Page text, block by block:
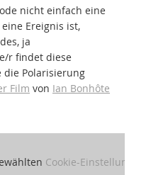
nicht einfach eine
Ereignis ist,
ja
r findet diese
die Polarisierung
Film von Ian Bonhôte
Cookie-Einstellungen